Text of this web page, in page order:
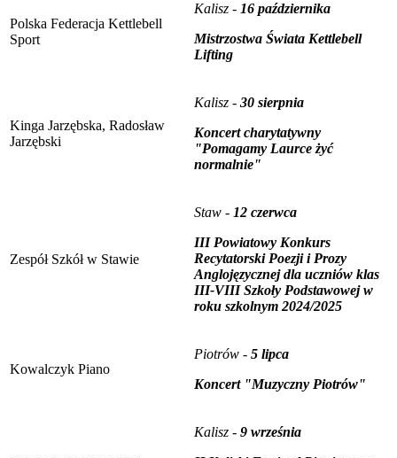
Polska Federacja Kettlebell
Sport
Kalisz - 16 października
Mistrzostwa Świata Kettlebell
Lifting
Kinga Jarzębska, Radosław
Jarzębski
Kalisz - 30 sierpnia
Koncert charytatywny
"Pomagamy Laurce żyć
normalnie"
Zespół Szkół w Stawie
Staw - 12 czerwca
III Powiatowy Konkurs
Recytatorski Poezji i Prozy
Anglojęzycznej dla uczniów klas
III-VIII Szkoły Podstawowej w
roku szkolnym 2024/2025
Kowalczyk Piano
Piotrów - 5 lipca
Koncert "Muzyczny Piotrów"
Kalisz - 9 września